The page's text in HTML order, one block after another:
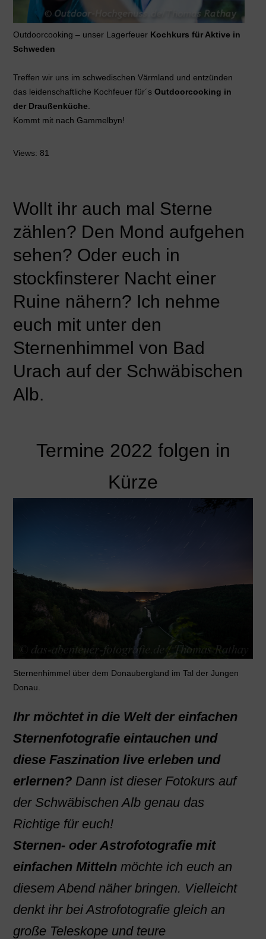
Outdoorcooking – unser Lagerfeuer Kochkurs für Aktive in
Schweden
Treffen wir uns im schwedischen Värmland und entzünden
das leidenschaftliche Kochfeuer für´s Outdoorcooking in
der Draußenküche
Kommt mit nach Gammelbyn!
Views: 81
Wollt ihr auch mal Sterne
zählen? Den Mond aufgehen
sehen? Oder euch in
stockfinsterer Nacht einer
Ruine nähern? Ich nehme
euch mit unter den
Sternenhimmel von Bad
Urach auf der Schwäbischen
Alb.
Termine 2022 folgen in
Kürze
Sternenhimmel über dem Donaubergland im Tal der Jungen
Donau.
Ihr möchtet in die Welt der einfachen
Sternenfotografie eintauchen und
diese Faszination live erleben und
erlernen?Dann ist dieser Fotokurs auf
der Schwäbischen Alb genau das
Richtige für euch!
Sternen- oder Astrofotografie mit
einfachen Mittelnmöchte ich euch an
diesem Abend näher bringen. Vielleicht
denkt ihr bei Astrofotografie gleich an
große Teleskope und teure